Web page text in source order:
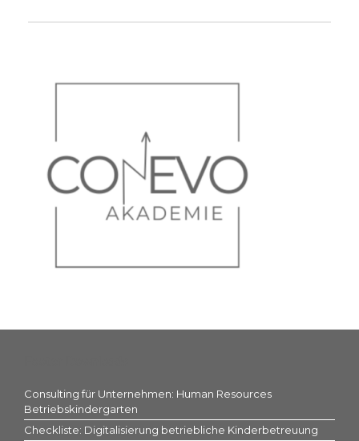
Consulting für Unternehmen: Human Resources
Betriebskindergarten
Checkliste: Digitalisierung betriebliche Kinderbetreuung